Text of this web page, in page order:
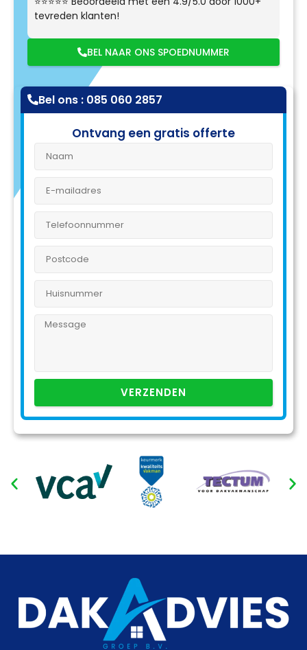
tevreden klanten!
BEL NAAR ONS SPOEDNUMMER
Bel ons : 085 060 2857
Ontvang een gratis offerte
VERZENDEN